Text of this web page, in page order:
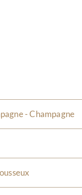
- Champagne